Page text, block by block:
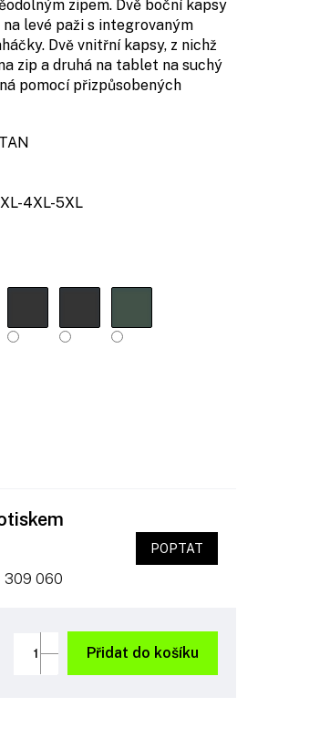
zipem. Dvě boční kapsy
levé paži s integrovaným
Dvě vnitřní kapsy, z nichž
zip a druhá na tablet na suchý
pomocí přizpůsobených
4XL-5XL
Přidat do košíku
309 060
POPTAT